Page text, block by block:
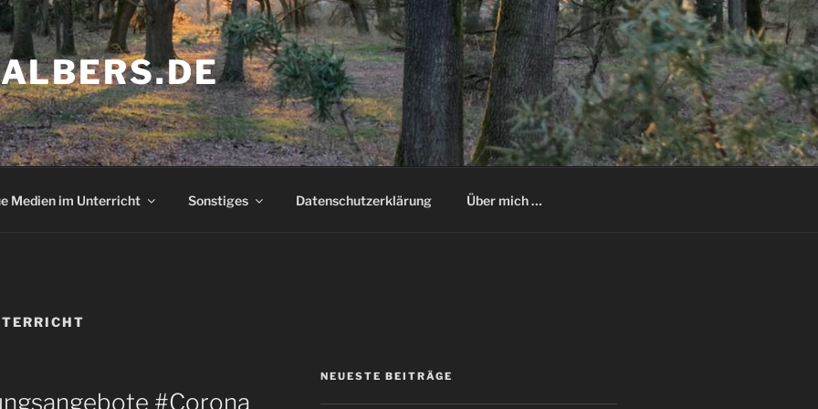
Medien im Unterricht Sonstiges Datenschutzerklärung Über mich …
#Corona
NEUESTE BEITRÄGE